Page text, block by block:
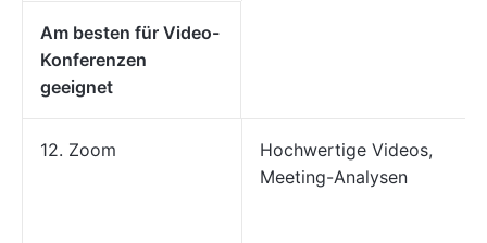
Am besten für Video-
Konferenzen
geeignet
12. Zoom
Hochwertige Videos,
Meeting-Analysen